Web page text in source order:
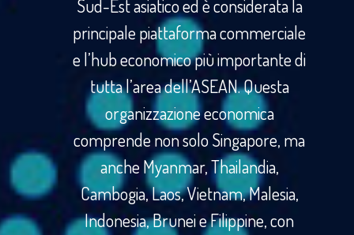
Sud-Est asiatico ed è considerata la
principale piattaforma commerciale
e l’hub economico più importante di
tutta l’area dell’ASEAN. Questa
organizzazione economica
comprende non solo Singapore, ma
anche Myanmar, Thailandia,
Cambogia, Laos, Vietnam, Malesia,
Indonesia, Brunei e Filippine, con